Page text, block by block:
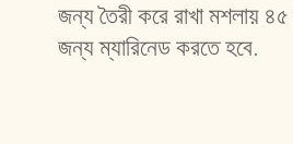
জন্য তৈরী করে রাখা মশলায় ৪৫
জন্য ম্যারিনেড করতে হবে.